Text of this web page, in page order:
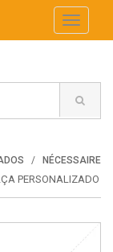
Toggle
NÉCESSAIRE
PERSONALIZADO